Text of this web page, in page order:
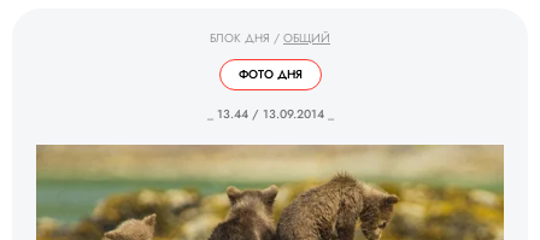
БЛОК ДНЯ / ОБЩИЙ
ФОТО ДНЯ
_ 13.44 / 13.09.2014 _